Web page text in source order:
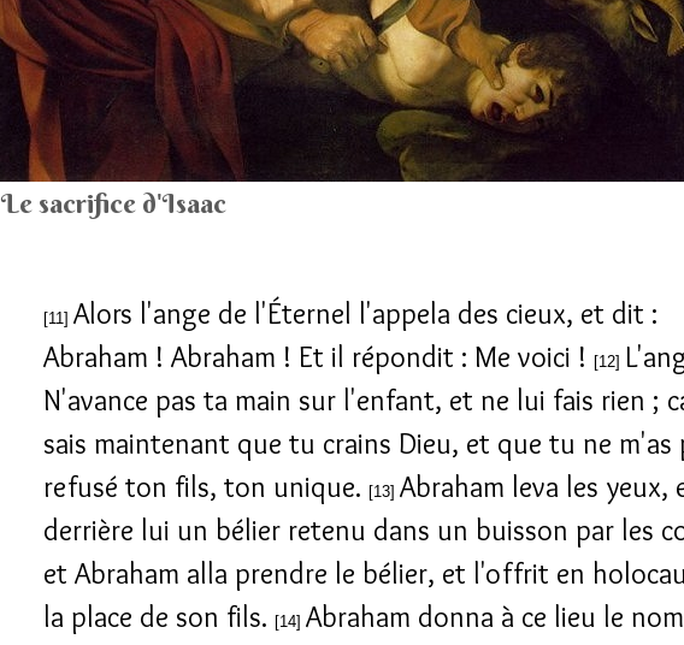
Le sacrifice d'Isaac
[11] Alors l'ange de l'Éternel l'appela des cieux, et dit :
Abraham ! Abraham ! Et il répondit : Me voici !
[12]
N'avance pas ta main sur l'enfant, et ne lui fais rien ;
sais maintenant que tu crains Dieu, et que tu ne m'as
refusé ton fils, ton unique. [13] Abraham leva les yeux,
derrière lui un bélier retenu dans un buisson par les
et Abraham alla prendre le bélier, et l'offrit en
la place de son fils. [14] Abraham donna à ce lieu le